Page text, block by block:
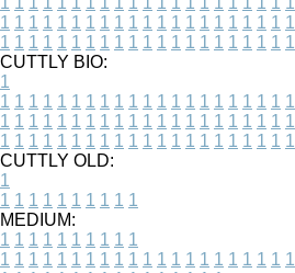
1 1 1 1 1 1 1 1 1 1 1 1 1 1 1 1 1 1 1 1 1
1 1 1 1 1 1 1 1 1 1 1 1 1 1 1 1 1 1 1 1 1
CUTTLY BIO:
1
1 1 1 1 1 1 1 1 1 1 1 1 1 1 1 1 1 1 1 1 1
1 1 1 1 1 1 1 1 1 1 1 1 1 1 1 1 1 1 1 1 1
1 1 1 1 1 1 1 1 1 1 1 1 1 1 1 1 1 1 1 1 1
CUTTLY OLD:
1
1 1 1 1 1 1 1 1 1 1
MEDIUM:
1 1 1 1 1 1 1 1 1 1
1 1 1 1 1 1 1 1 1 1 1 1 1 1 1 1 1 1 1 1 1